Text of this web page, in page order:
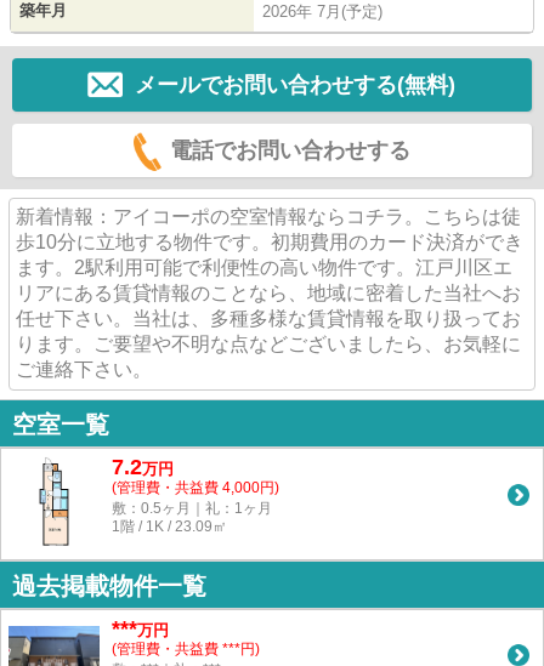
築年月 2026年 7月(予定)
メールでお問い合わせする(無料)
電話でお問い合わせする
新着情報：アイコーポの空室情報ならコチラ。こちらは徒
歩10分に立地する物件です。初期費用のカード決済ができ
ます。2駅利用可能で利便性の高い物件です。江戸川区エ
リアにある賃貸情報のことなら、地域に密着した当社へお
任せ下さい。当社は、多種多様な賃貸情報を取り扱ってお
ります。ご要望や不明な点などございましたら、お気軽に
ご連絡下さい。
空室一覧
7.2万円
(管理費・共益費 4,000円)
敷：0.5ヶ月｜礼：1ヶ月
1階 / 1K / 23.09㎡
過去掲載物件一覧
***万円
(管理費・共益費 ***円)